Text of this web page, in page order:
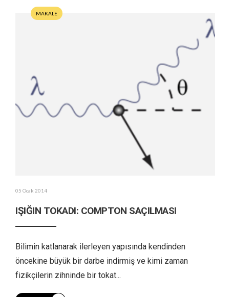
MAKALE
05 Ocak 2014
IŞIĞIN TOKADI: COMPTON SAÇILMASI
Bilimin katlanarak ilerleyen yapısında kendinden
öncekine büyük bir darbe indirmiş ve kimi zaman
fizikçilerin zihninde bir tokat...